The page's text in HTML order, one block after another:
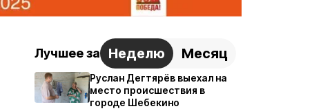
Лучшее за Неделю Месяц
Руслан Дегтярёв выехал на
место происшествия в
городе Шебекино